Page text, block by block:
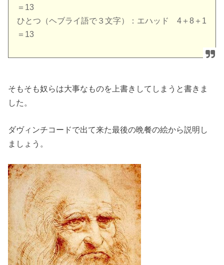
＝13
ひとつ（ヘブライ語で３文字）：エハッド 4＋8＋1
＝13
そもそも奴らは大事なものを上書きしてしまうと書きま
した。
ダヴィンチコードで出て来た最後の晩餐の絵から説明し
ましょう。